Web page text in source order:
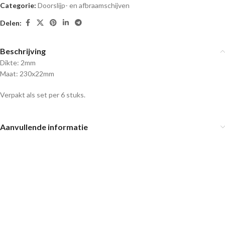
Categorie: Doorslijp- en afbraamschijven
Delen:
Beschrijving
Dikte: 2mm
Maat: 230x22mm
Verpakt als set per 6 stuks.
Aanvullende informatie